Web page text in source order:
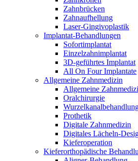
Zahnbrücken
Zahnaufhellung
Laser-Gingivoplastik
Implantat-Behandlungen
Sofortimplantat
Einzelzahnimplantat
3D-geführtes Implantat
All On Four Implantate
Allgemeine Zahnmedizin
Allgemeine
Oralchirurgie
Prothetik
Digitale Zahnmedizin
Digitales Lächeln-
Kieferoperation
Kieferorthopädische